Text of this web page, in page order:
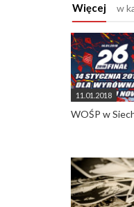
Więcej w
11.01.2018
WOŚP w